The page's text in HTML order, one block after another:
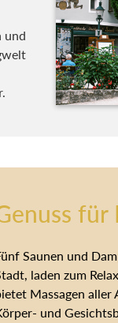
für
Saunen und
laden zum
Massagen
und